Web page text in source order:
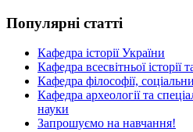
Популярні статті
Кафедра історії України
Кафедра всесвітньої
Кафедра філософії,
Кафедра археології та
науки
Запрошуємо на навчання!